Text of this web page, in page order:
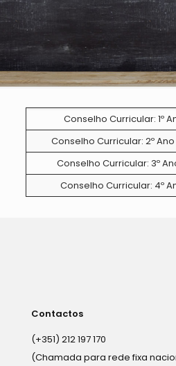
Conselho Curricular: 1º
Conselho Curricular: 2º
Conselho Curricular: 3º
Conselho Curricular: 4º
Contactos
(+351) 212 197 170
(Chamada para rede fixa